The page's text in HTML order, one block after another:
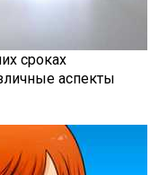
сроках
аспекты